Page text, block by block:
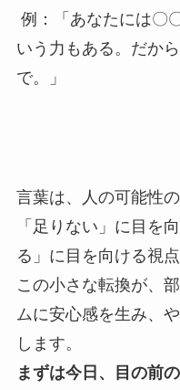
例：「あなたには〇
いう力もある。だか
で。」
言葉は、人の可能性
「足りない」に目を
る」に目を向ける視点
この小さな転換が、
ムに安心感を生み、
します。
まずは今日、目の前